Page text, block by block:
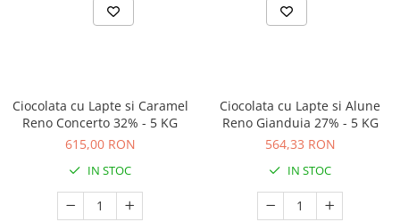
Ciocolata cu Lapte si Caramel
Reno Concerto 32% - 5 KG
615,00 RON
IN STOC
Ciocolata cu Lapte si Alune
Reno Gianduia 27% - 5 KG
564,33 RON
IN STOC